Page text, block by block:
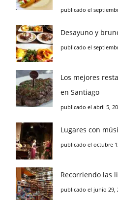
publicado el
Desayuno y
publicado el
Los mejores
en Santiago
publicado el abril 5,
Lugares con
publicado el octubre
Recorriendo las
publicado el junio 29,